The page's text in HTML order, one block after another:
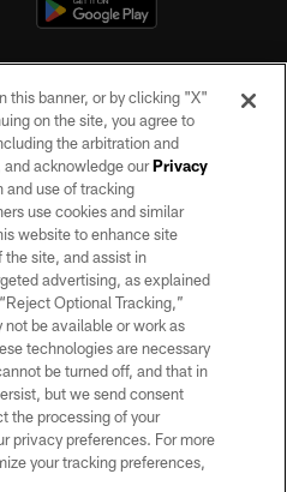
rights reserved. No portion of this site
written permission of the Las Vegas
POLICY
SERVICE
CHOICES
SETTINGS
this banner, or by clicking "X"
on the site, you agree to
the arbitration and
and acknowledge ourPrivacy
and use of tracking
use cookies and similar
website to enhance site
the site, and assist in
advertising, as explained
Optional Tracking,”
be available or work as
technologies are necessary
be turned off, and that in
but we send consent
the processing of your
privacy preferences. For more
your tracking preferences,